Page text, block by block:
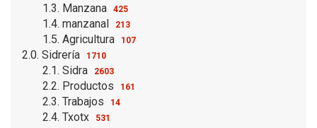
1.3. Manzana 425
1.4. manzanal 213
1.5. Agricultura 107
2.0. Sidrería 1710
2.1. Sidra 2603
2.2. Productos 161
2.3. Trabajos 14
2.4. Txotx 531